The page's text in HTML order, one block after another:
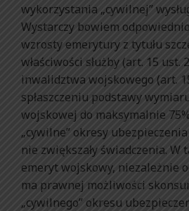
wykorzystania „cywilnej”
Wystarczy bowiem odpowiednio
wzrosty emerytury z tytułu
właściwości służby (art. 15 ust.
inwalidztwa wojskowego (art.
spłaszczeniu podstawy
wojskowej do maksymalnie
„cywilne” okresy
nie zwiększały świadczenia. W
emeryt wojskowy, niezależnie
ma prawnej możliwości
„cywilnego” okresu